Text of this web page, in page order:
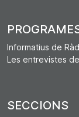
Informatius de
Les entrevistes
SECCIONS